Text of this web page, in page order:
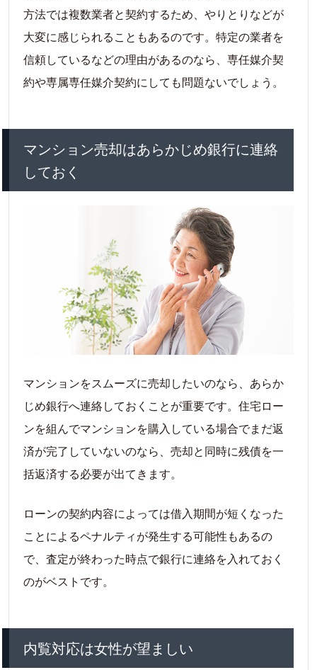
方法では複数業者と契約するため、やりとりなどが
大変に感じられることもあるのです。特定の業者を
信頼しているなどの理由があるのなら、専任媒介契
約や専属専任媒介契約にしても問題ないでしょう。
マンション売却はあらかじめ銀行に連絡
しておく
マンションをスムーズに売却したいのなら、あらか
じめ銀行へ連絡しておくことが重要です。住宅ロー
ンを組んでマンションを購入している場合でまだ返
済が完了していないのなら、売却と同時に残債を一
括返済する必要が出てきます。
ローンの契約内容によっては借入期間が短くなった
ことによるペナルティが発生する可能性もあるの
で、査定が終わった時点で銀行に連絡を入れておく
のがベストです。
内覧対応は女性が望ましい